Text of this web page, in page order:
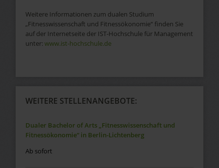
Weitere Informationen zum dualen Studium
„Fitnesswissenschaft und Fitnessökonomie“ finden Sie
auf der Internetseite der IST-Hochschule für Management
unter: www.ist-hochschule.de
WEITERE STELLENANGEBOTE:
Dualer Bachelor of Arts „Fitnesswissenschaft und
Fitnessökonomie“ in Berlin-Lichtenberg
Ab sofort